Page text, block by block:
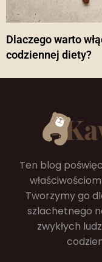
Dlaczego warto
codziennej diety?
Ten blog
Tworzymy go
szlachetnego
zwykłych